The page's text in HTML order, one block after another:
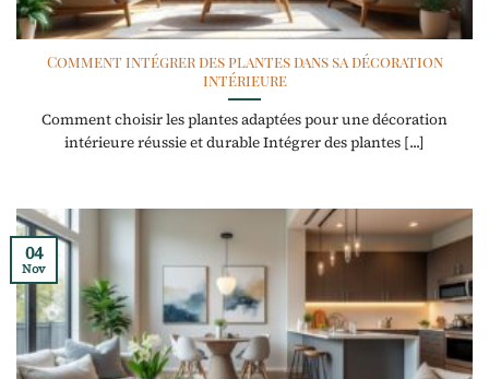
Comment intégrer des plantes dans sa décoration
intérieure
Comment choisir les plantes adaptées pour une décoration
intérieure réussie et durable Intégrer des plantes [...]
04
Nov